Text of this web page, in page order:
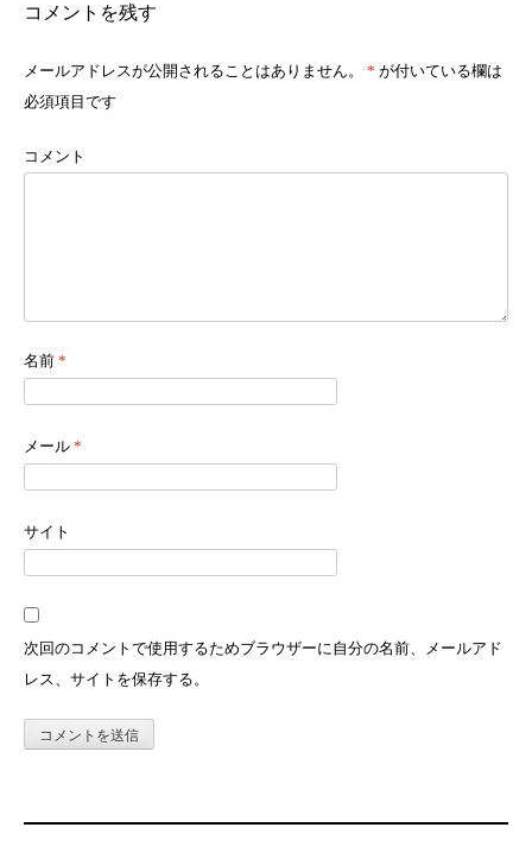
コメントを残す
メールアドレスが公開されることはありません。 * が付いている欄は
必須項目です
コメント
名前 *
メール *
サイト
次回のコメントで使用するためブラウザーに自分の名前、メールアド
レス、サイトを保存する。